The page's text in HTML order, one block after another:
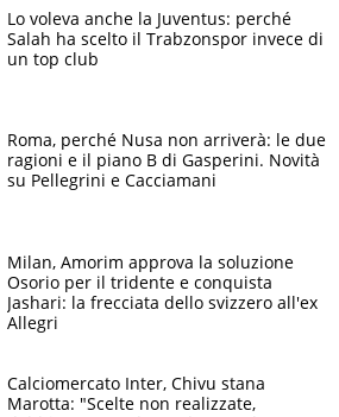
Lo voleva anche la Juventus: perché
Salah ha scelto il Trabzonspor invece di
un top club
Roma, perché Nusa non arriverà: le due
ragioni e il piano B di Gasperini. Novità
su Pellegrini e Cacciamani
Milan, Amorim approva la soluzione
Osorio per il tridente e conquista
Jashari: la frecciata dello svizzero all'ex
Allegri
Calciomercato Inter, Chivu stana
Marotta: "Scelte non realizzate,